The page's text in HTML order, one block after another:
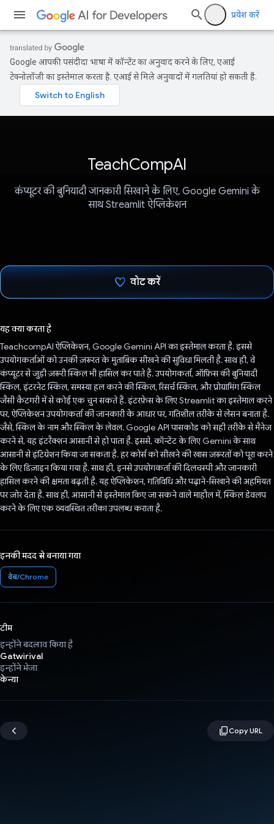
प्रवेश करें
Google आपकी पसंदीदा भाषा में कॉन्टेंट का अनुवाद करने के लिए, एआई
टेक्नोलॉजी का इस्तेमाल करता है. एआई से मिले अनुवादों में गलतियां हो सकती हैं.
TeachCompAI
कंप्यूटर की बुनियादी जानकारी सिखाने के लिए, Google Gemini के
साथ Streamlit ऐप्लिकेशन
वोट करें
यह क्या करता है
TeachcompAI ऐप्लिकेशन, Google Gemini API का इस्तेमाल करता है. इससे
उपयोगकर्ताओं को उनकी ज़रूरत के मुताबिक सीखने की सुविधा मिलती है. साथ ही, वे
कंप्यूटर से जुड़ी ज़रूरी स्किल भी हासिल कर पाते हैं. उपयोगकर्ता, ऑफ़िस की बुनियादी
स्किल, इंटरनेट स्किल, समस्या हल करने की स्किल, रिसर्च स्किल, और प्रोग्रामिंग स्किल
जैसी कैटगरी में से कोई एक चुन सकते हैं. इंटरफ़ेस के लिए Streamlit का इस्तेमाल करने
पर, ऐप्लिकेशन उपयोगकर्ता की जानकारी के आधार पर, गतिशील तरीके से लेसन बनाता है.
जैसे, स्किल के नाम और स्किल के लेवल. Google API पासकोड को सही तरीके से मैनेज
करने से, यह इंटरैक्शन आसानी से हो पाता है. इससे, कॉन्टेंट के लिए Gemini के साथ
आसानी से इंटिग्रेशन किया जा सकता है. हर कोर्स को सीखने की खास ज़रूरतों को पूरा करने
के लिए डिज़ाइन किया गया है. साथ ही, इनसे उपयोगकर्ता की दिलचस्पी और जानकारी
हासिल करने की क्षमता बढ़ती है. यह ऐप्लिकेशन, गतिविधि और पढ़ाने-सिखाने की अहमियत
पर ज़ोर देता है. साथ ही, आसानी से इस्तेमाल किए जा सकने वाले माहौल में, स्किल डेवलप
करने के लिए एक व्यवस्थित तरीका उपलब्ध कराता है.
इनकी मदद से बनाया गया
वेब/Chrome
टीम
इन्होंने बदलाव किया है
Gatwirival
इन्होंने भेजा
केन्या